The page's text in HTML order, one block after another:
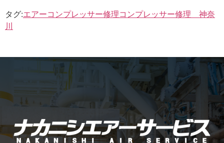
タグ:エアーコンプレッサー修理コンプレッサー修理 神奈
川